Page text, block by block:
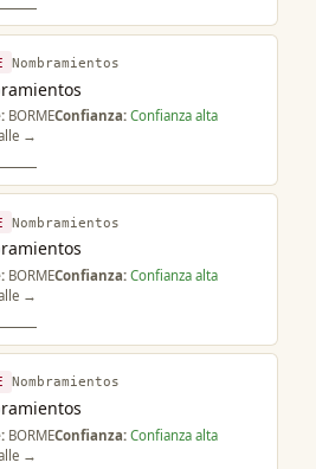
Nombramientos
BORMEConfianza: Confianza alta
→
Nombramientos
BORMEConfianza: Confianza alta
→
Nombramientos
BORMEConfianza: Confianza alta
→